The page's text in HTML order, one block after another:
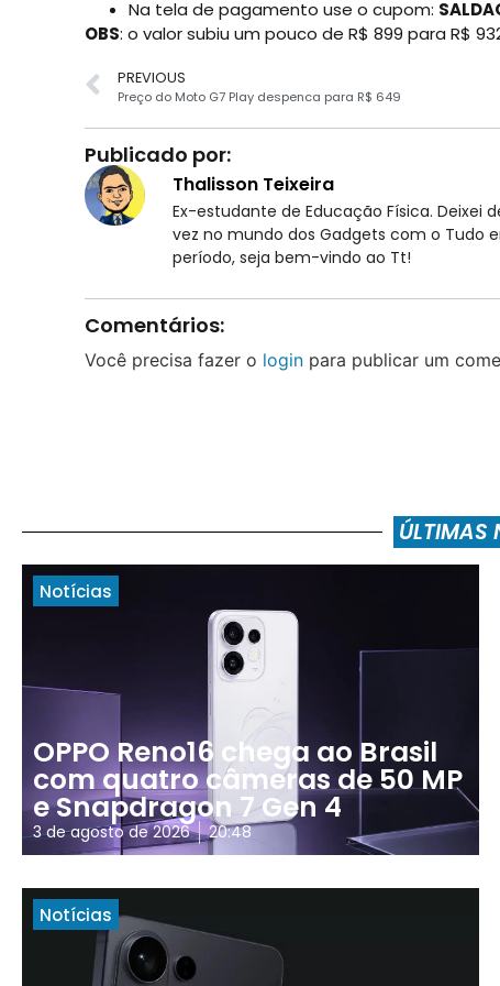
Na tela de pagamento use o cupom:
OBS: o valor subiu um pouco de R$ 899 para R$
PREVIOUS
Preço do Moto G7 Play despenca para R$ 649
Publicado por:
Thalisson Teixeira
Ex-estudante de Educação Física. Deixei
vez no mundo dos Gadgets com o Tudo
período, seja bem-vindo ao Tt!
Comentários:
Você precisa fazer o loginpara publicar um
ÚLTIMAS
Notícias
OPPO Reno16 chega ao Brasil
com quatro câmeras de 50 MP
e Snapdragon 7 Gen 4
3 de agosto de 2026 20:48
Notícias